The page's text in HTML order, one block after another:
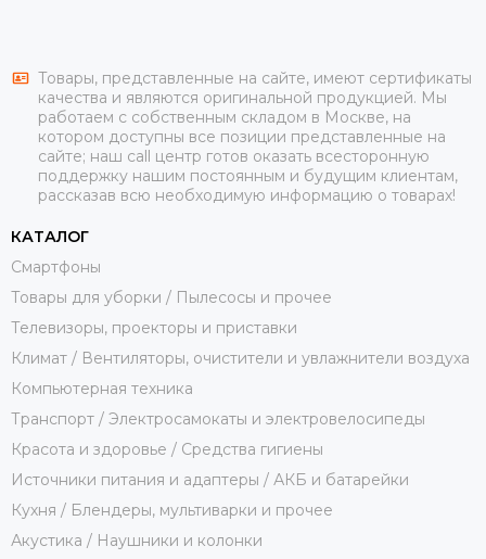
Товары, представленные на сайте, имеют сертификаты
качества и являются оригинальной продукцией. Мы
работаем с собственным складом в Москве, на
котором доступны все позиции представленные на
сайте; наш call центр готов оказать всесторонную
поддержку нашим постоянным и будущим клиентам,
рассказав всю необходимую информацию о товарах!
КАТАЛОГ
Смартфоны
Товары для уборки / Пылесосы и прочее
Телевизоры, проекторы и приставки
Климат / Вентиляторы, очистители и увлажнители воздуха
Компьютерная техника
Транспорт / Электросамокаты и электровелосипеды
Красота и здоровье / Средства гигиены
Источники питания и адаптеры / АКБ и батарейки
Кухня / Блендеры, мультиварки и прочее
Акустика / Наушники и колонки